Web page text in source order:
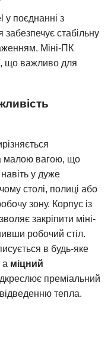
поєднанні з
стабільну
Міні-ПК
що важливо для
малою вагою, що
у дуже
столі, полиці або
зону. Корпус із
закріпити міні-
робочий стіл.
в будь-яке
а міцний
преміальний
тепла.